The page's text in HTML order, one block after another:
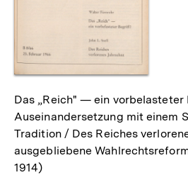
Das „Reich" — ein vorbelasteter
Auseinandersetzung mit einem
Tradition / Des Reiches
ausgebliebene
1914)